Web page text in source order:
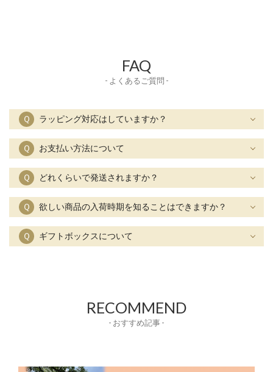
FAQ
- よくあるご質問 -
Ｑ ラッピング対応はしていますか？
Ｑ お支払い方法について
Ｑ どれくらいで発送されますか？
Ｑ 欲しい商品の入荷時期を知ることはできますか？
Ｑ ギフトボックスについて
RECOMMEND
- おすすめ記事 -